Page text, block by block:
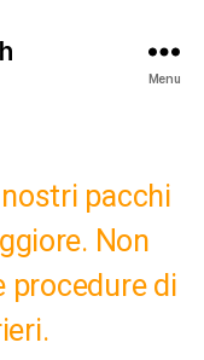
Menu
pacchi
Non
procedure di